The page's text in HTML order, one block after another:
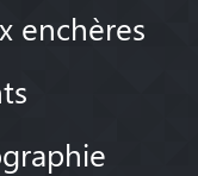
enchères